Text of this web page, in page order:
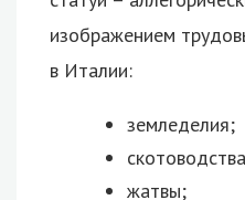
изображением
в Италии:
земледелия;
жатвы;